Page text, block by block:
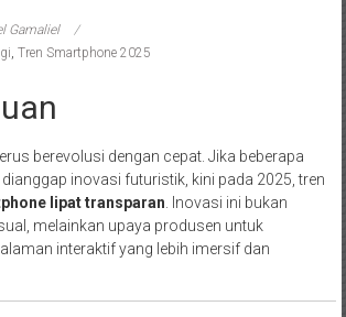
Gamaliel
, Tren Smartphone 2025
berevolusi dengan cepat. Jika beberapa
inovasi futuristik, kini pada 2025, tren
lipat transparan . Inovasi ini bukan
melainkan upaya produsen untuk
interaktif yang lebih imersif dan